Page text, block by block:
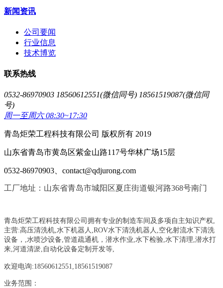
新闻资讯
公司要闻
行业信息
技术博览
联系热线
0532-86970903 18560612551(微信同号) 18561519087(微信同
号)
周一至周六 08:30~17:30
青岛炬荣工程科技有限公司 版权所有 2019
山东省青岛市黄岛区紫金山路117号华林广场15层
0532-86970903、contact@qdjurong.com
工厂地址：山东省青岛市城阳区夏庄街道银河路368号南门
青岛炬荣工程科技有限公司拥有专业的制造车间及多项自主知识产权,
主营:高压清洗机,水下机器人,ROV水下清洗机器人,空化射流水下清洗
设备， ,水喷沙设备,管道疏通机 ， 潜水作业,水下检验,水下清理,潜水打
来,河道清淤,自动化设备定制开发等,
欢迎电询:18560612551,18561519087
业务范围：